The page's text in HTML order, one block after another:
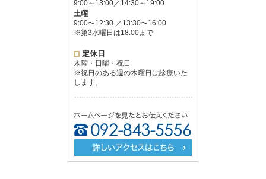
9:00～13:00／14:30～19:00
土曜
9:00〜12:30 ／13:30〜16:00
※第3水曜日は18:00まで
定休日
木曜・日曜・祝日
※祝日のある週の木曜日は診療いた
します。